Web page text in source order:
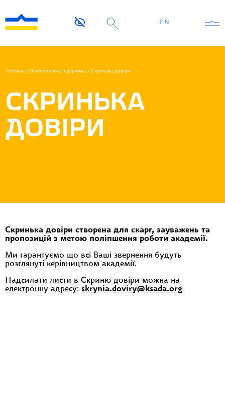
EN
Головна / Психологічна підтримка / Скринька довіри
СКРИНЬКА
ДОВІРИ
Скринька довіри створена для скарг, зауважень та
пропозицій з метою поліпшення роботи академії.
Ми гарантуємо що всі Ваші звернення будуть
розглянуті керівництвом академії.
Надсилати листи в Скриню довіри можна на
електронну адресу: skrynia.doviry@ksada.org